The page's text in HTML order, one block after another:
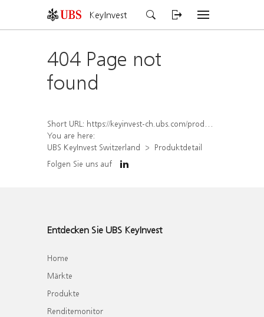
KeyInvest
404 Page not
found
Short URL: https://keyinvest-ch.ubs.com/produkt/detail/index/isin/CH1570355961
You are here:
UBS KeyInvest Switzerland
Produktdetail
Folgen Sie uns auf
Entdecken Sie UBS KeyInvest
Home
Märkte
Produkte
Renditemonitor